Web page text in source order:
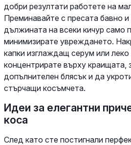
добри резултати работете на
Преминавайте с пресата бавно
дължината на всеки кичур само
минимизирате увреждането.
капки изглаждащ серум или леко
концентрирате върху краищата,
допълнителен блясък и да
стърчащи косъмчета.
Идеи за елегантни
коса
След като сте постигнали